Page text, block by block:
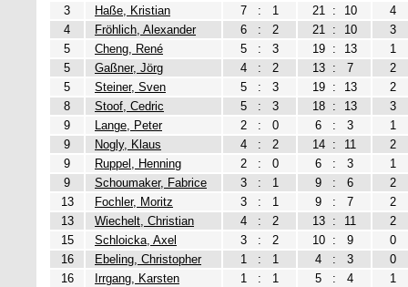
3
Haße, Kristian 7 : 1 21 : 10 4
4
Fröhlich, Alexander 6 : 2 21 : 10 3
5
Cheng, René 5 : 3 19 : 13 1
5
Gaßner, Jörg 4 : 2 13 : 7 2
5
Steiner, Sven 5 : 3 19 : 13 2
8
Stoof, Cedric 5 : 3 18 : 13 3
9
Lange, Peter 2 : 0 6 : 3 1
9
Nogly, Klaus 4 : 2 14 : 11 2
9
Ruppel, Henning 2 : 0 6 : 3 1
9
Schoumaker, Fabrice 3 : 1 9 : 6 2
13
Fochler, Moritz 3 : 1 9 : 7 2
13
Wiechelt, Christian 4 : 2 13 : 11 2
15
Schloicka, Axel 3 : 2 10 : 9 0
16
Ebeling, Christopher 1 : 1 4 : 3 0
16
Irrgang, Karsten 1 : 1 5 : 4 1